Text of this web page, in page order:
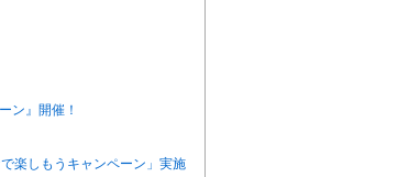
ン』開催！
楽しもうキャンペーン」実施